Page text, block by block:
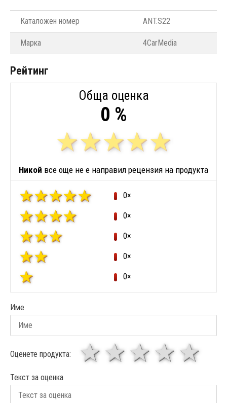
Каталожен номер ANT.S22
Марка 4CarMedia
Рейтинг
Обща оценка
0 %
Никой все още не е направил рецензия на продукта
0×
0×
0×
0×
0×
Име
Оценете продукта: 4
3
звезди
1 звезда
Текст за оценка